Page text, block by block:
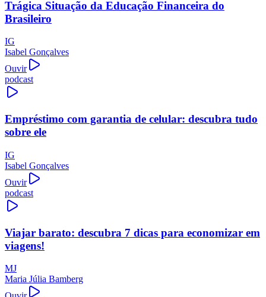
Trágica Situação da Educação Financeira do
Brasileiro
IG
Isabel Gonçalves
Ouvir
podcast
Empréstimo com garantia de celular: descubra tudo
sobre ele
IG
Isabel Gonçalves
Ouvir
podcast
Viajar barato: descubra 7 dicas para economizar em
viagens!
MJ
Maria Júlia Bamberg